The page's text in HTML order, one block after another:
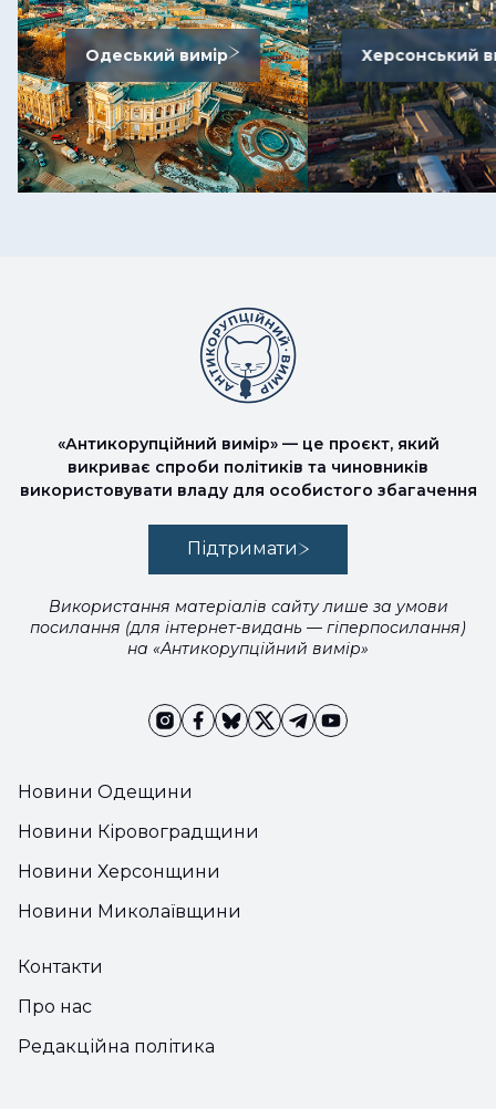
Одеський вимір Херсонський
Новини Одещини
Новини Кіровоградщини
Новини Херсонщини
Новини Миколаївщини
«Антикорупційний вимір» — це проєкт, який
викриває спроби політиків та чиновників
використовувати владу для особистого збагачення
Підтримати
Використання матеріалів сайту лише за умови
посилання (для інтернет-видань — гіперпосилання)
на «Антикорупційний вимір»
Контакти
Про нас
Редакційна політика